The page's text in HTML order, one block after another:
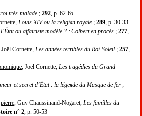
très-malade ; 292 , p. 62-65
Louis XIV ou la religion royale ; 289 , p. 30-33
ou affairiste modèle ? : Colbert en procès ; 277
, Joël Cornette, Les années terribles du Roi-Soleil ; 257
, Joël Cornette, Les tragédies du Grand
et secret d’État : la légende du Masque de fer ;
, Guy Chaussinand-Nogaret, Les familles du
n° 2 , p. 50-53